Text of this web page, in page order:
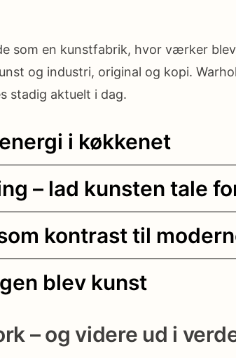
som en kunstfabrik, hvor værker
og industri, original og kopi.
stadig aktuelt i dag.
i køkkenet
– lad kunsten tale
kontrast til
blev kunst
– og videre ud i